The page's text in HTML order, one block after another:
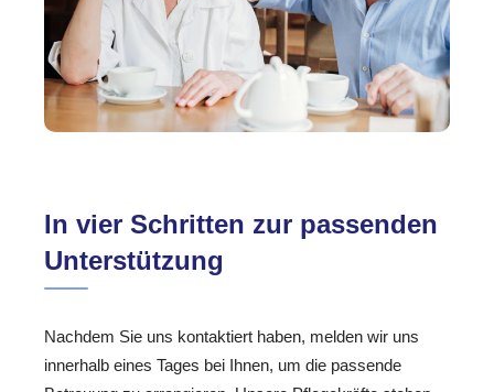
In vier Schritten zur passenden
Unterstützung
Nachdem Sie uns kontaktiert haben, melden wir uns
innerhalb eines Tages bei Ihnen, um die passende